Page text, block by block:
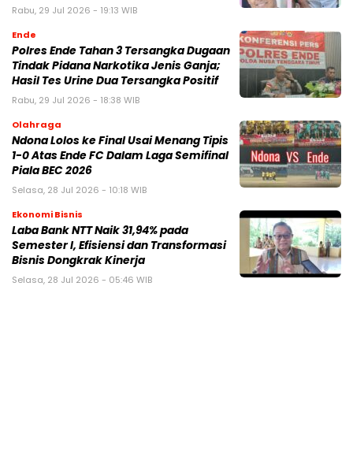
Rabu, 29 Jul 2026 - 19:13 WIB
Ende
Polres Ende Tahan 3 Tersangka Dugaan
Tindak Pidana Narkotika Jenis Ganja;
Hasil Tes Urine Dua Tersangka Positif
Rabu, 29 Jul 2026 - 18:38 WIB
Olahraga
Ndona Lolos ke Final Usai Menang Tipis
1-0 Atas Ende FC Dalam Laga Semifinal
Piala BEC 2026
Selasa, 28 Jul 2026 - 10:18 WIB
Ekonomi Bisnis
Laba Bank NTT Naik 31,94% pada
Semester I, Efisiensi dan Transformasi
Bisnis Dongkrak Kinerja
Selasa, 28 Jul 2026 - 05:46 WIB